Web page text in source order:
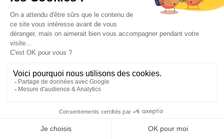
CONTENU
Striptease à votre hébergement
Nous privilégions les appartements ou les villas
pour cette activité
Le stripteaseur se déplace et assure un show
Mon EVJF à Lisbonne